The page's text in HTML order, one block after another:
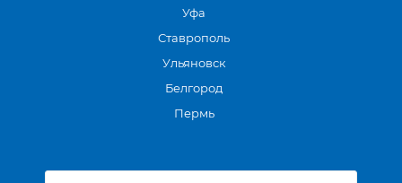
Уфа
Ставрополь
Ульяновск
Белгород
Пермь